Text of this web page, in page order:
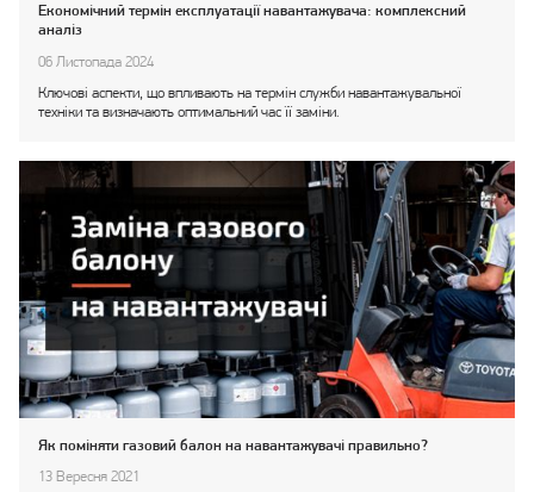
Економічний термін експлуатації навантажувача: комплексний
аналіз
06 Листопада 2024
Ключові аспекти, що впливають на термін служби навантажувальної
техніки та визначають оптимальний час її заміни.
Як поміняти газовий балон на навантажувачі правильно?
13 Вересня 2021